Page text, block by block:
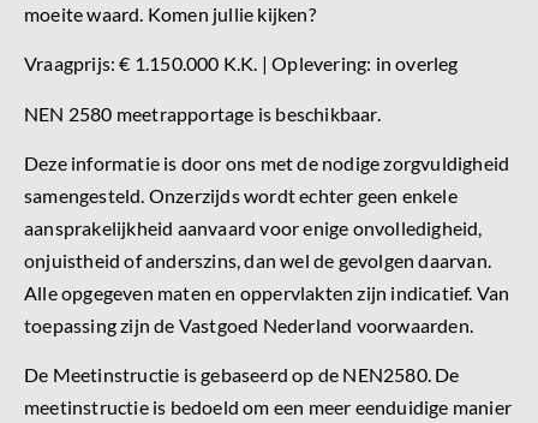
moeite waard. Komen jullie kijken?
Vraagprijs: € 1.150.000 K.K. | Oplevering: in overleg
NEN 2580 meetrapportage is beschikbaar.
Deze informatie is door ons met de nodige zorgvuldigheid
samengesteld. Onzerzijds wordt echter geen enkele
aansprakelijkheid aanvaard voor enige onvolledigheid,
onjuistheid of anderszins, dan wel de gevolgen daarvan.
Alle opgegeven maten en oppervlakten zijn indicatief. Van
toepassing zijn de Vastgoed Nederland voorwaarden.
De Meetinstructie is gebaseerd op de NEN2580. De
meetinstructie is bedoeld om een meer eenduidige manier